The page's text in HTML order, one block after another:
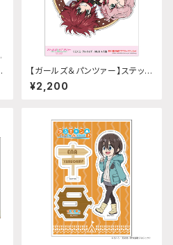
【ガールズ＆パンツァー】ステッカ
ー (くるくるクルセイダーMK lll
4人娘)A4サイズ
¥2,200